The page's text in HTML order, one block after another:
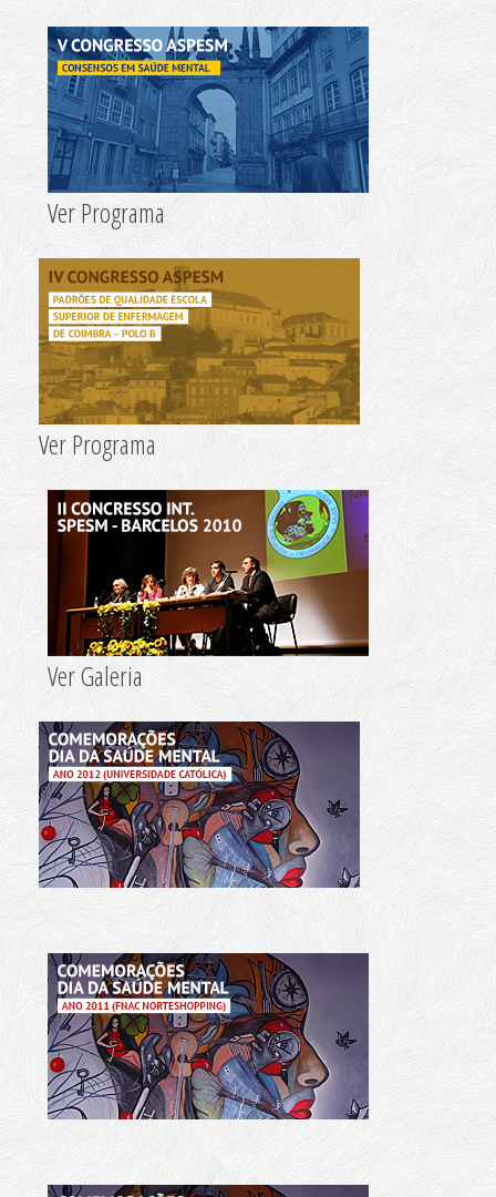
Modelo de Submissão de Propostas
Regulamento
Programa Congresso 2019
Ver Programa
Ver Programa
Ver Galeria